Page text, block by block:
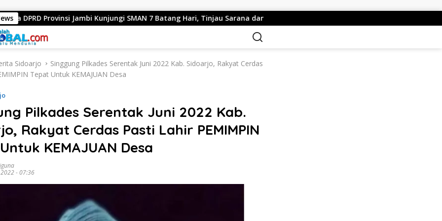
Jambi Kunjungi SMAN 7 Batang Hari, Tinjau Sarana dan Prasarana
Sidoarjo
Singgung Pilkades Serentak Juni 2022 Kab. Sidoarjo, Rakyat Cerdas
Tepat Untuk KEMAJUAN Desa
Pilkades Serentak Juni 2022 Kab.
Rakyat Cerdas Pasti Lahir PEMIMPIN
KEMAJUAN Desa
- 07:36